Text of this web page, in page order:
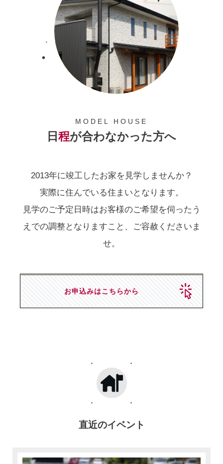
MODEL HOUSE
日程が合わなかった方へ
2013年に竣工したお家を見学しませんか？
実際に住んでいる住まいとなります。
見学のご予定日時はお客様のご希望を伺ったう
えでの調整となりますこと、ご容赦くださいま
せ。
お申込みはこちらから
直近のイベント